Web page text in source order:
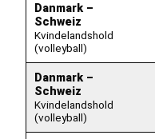
Danmark –
Schweiz
Kvindelandshold
(volleyball)
Danmark –
Schweiz
Kvindelandshold
(volleyball)